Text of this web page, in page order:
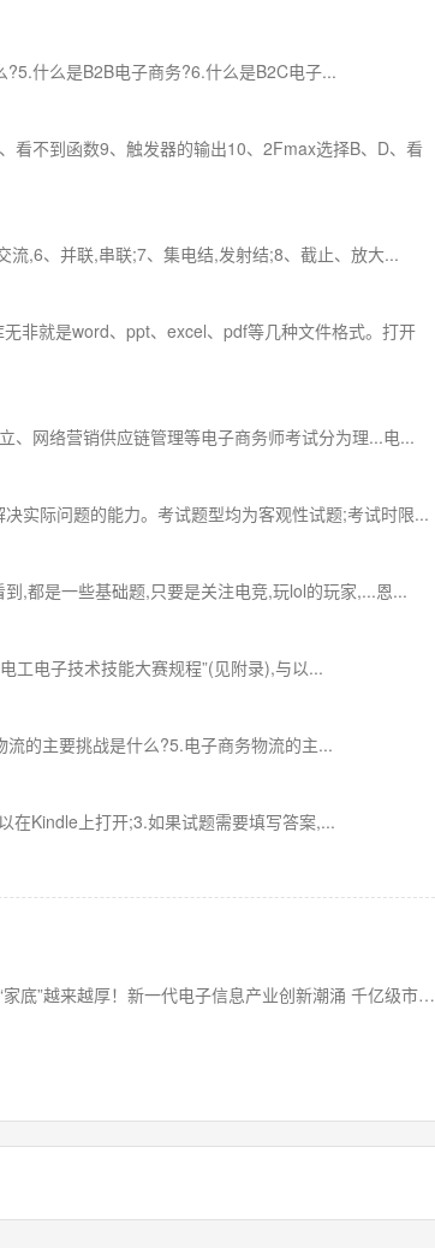
什么是B2B电子商务?6.什么是B2C电子...
看不到函数9、触发器的输出10、2Fmax选择B、D、看
,6、并联,串联;7、集电结,发射结;8、截止、放大...
非就是word、ppt、excel、pdf等几种文件格式。打开
、网络营销供应链管理等电子商务师考试分为理...电...
实际问题的能力。考试题型均为客观性试题;考试时限...
,都是一些基础题,只要是关注电竞,玩lol的玩家,...恩...
工电子技术技能大赛规程”(见附录),与以...
的主要挑战是什么?5.电子商务物流的主...
在Kindle上打开;3.如果试题需要填写答案,...
底”越来越厚！新一代电子信息产业创新潮涌 千亿级市场